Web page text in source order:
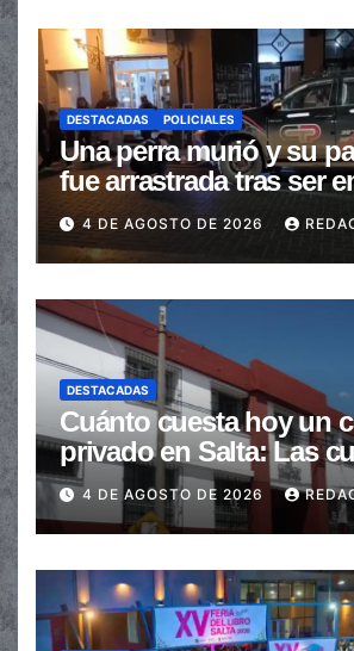
DESTACADAS POLICIALES
Una perra murió y su
fue arrastrada tras ser
en la senda peatonal
4 DE AGOSTO DE 2026
DESTACADAS
Cuánto cuesta hoy un
privado en Salta: Las
de $110.000 a más de
4 DE AGOSTO DE 2026